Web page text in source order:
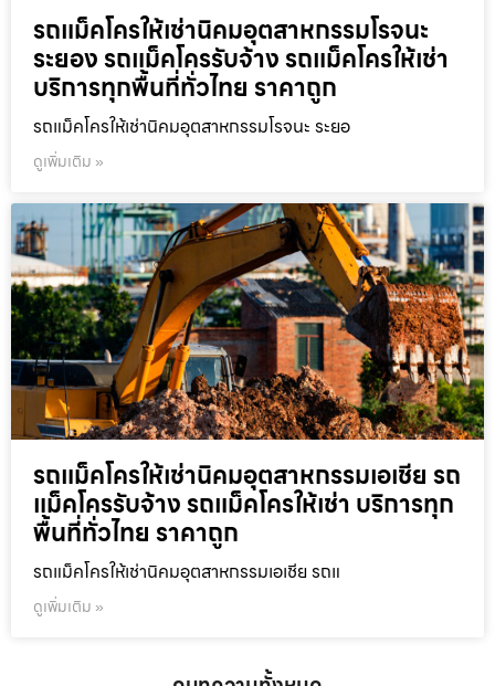
รถแม็คโครให้เช่านิคมอุตสาหกรรมโรจนะ
ระยอง รถแม็คโครรับจ้าง รถแม็คโครให้เช่า
บริการทุกพื้นที่ทั่วไทย ราคาถูก
รถแม็คโครให้เช่านิคมอุตสาหกรรมโรจนะ ระยอ
ดูเพิ่มเติม »
รถแม็คโครให้เช่านิคมอุตสาหกรรมเอเชีย รถ
แม็คโครรับจ้าง รถแม็คโครให้เช่า บริการทุก
พื้นที่ทั่วไทย ราคาถูก
รถแม็คโครให้เช่านิคมอุตสาหกรรมเอเชีย รถแ
ดูเพิ่มเติม »